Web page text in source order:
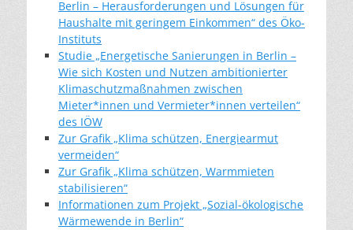
Berlin – Herausforderungen und Lösungen für
Haushalte mit geringem Einkommen“ des Öko-
Instituts
Studie „Energetische Sanierungen in Berlin –
Wie sich Kosten und Nutzen ambitionierter
Klimaschutzmaßnahmen zwischen
Mieter*innen und Vermieter*innen verteilen“
des IÖW
Zur Grafik „Klima schützen, Energiearmut
vermeiden“
Zur Grafik „Klima schützen, Warmmieten
stabilisieren“
Informationen zum Projekt „Sozial-ökologische
Wärmewende in Berlin“